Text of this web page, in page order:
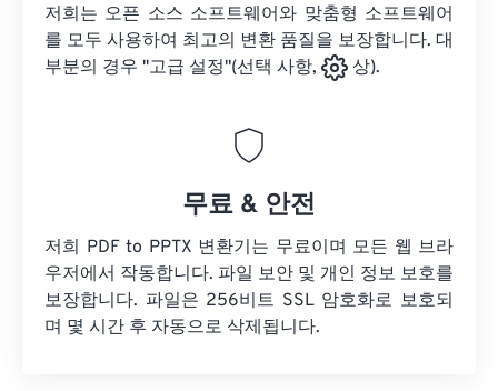
저희는 오픈 소스 소프트웨어와 맞춤형 소프트웨어
를 모두 사용하여 최고의 변환 품질을 보장합니다. 대
부분의 경우 "고급 설정"(선택 사항,
상).
무료 & 안전
저희 PDF to PPTX 변환기는 무료이며 모든 웹 브라
우저에서 작동합니다. 파일 보안 및 개인 정보 보호를
보장합니다. 파일은 256비트 SSL 암호화로 보호되
며 몇 시간 후 자동으로 삭제됩니다.